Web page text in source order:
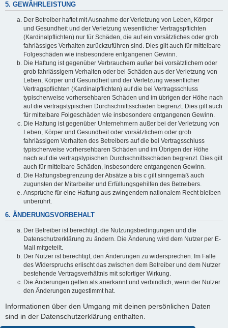
5. GEWÄHRLEISTUNG
Der Betreiber haftet mit Ausnahme der Verletzung von Leben, Körper
und Gesundheit und der Verletzung wesentlicher Vertragspflichten
(Kardinalpflichten) nur für Schäden, die auf ein vorsätzliches oder grob
fahrlässiges Verhalten zurückzuführen sind. Dies gilt auch für mittelbare
Folgeschäden wie insbesondere entgangenen Gewinn.
Die Haftung ist gegenüber Verbrauchern außer bei vorsätzlichem oder
grob fahrlässigem Verhalten oder bei Schäden aus der Verletzung von
Leben, Körper und Gesundheit und der Verletzung wesentlicher
Vertragspflichten (Kardinalpflichten) auf die bei Vertragsschluss
typischerweise vorhersehbaren Schäden und im übrigen der Höhe nach
auf die vertragstypischen Durchschnittsschäden begrenzt. Dies gilt auch
für mittelbare Folgeschäden wie insbesondere entgangenen Gewinn.
Die Haftung ist gegenüber Unternehmern außer bei der Verletzung von
Leben, Körper und Gesundheit oder vorsätzlichem oder grob
fahrlässigem Verhalten des Betreibers auf die bei Vertragsschluss
typischerweise vorhersehbaren Schäden und im Übrigen der Höhe
nach auf die vertragstypischen Durchschnittsschäden begrenzt. Dies gilt
auch für mittelbare Schäden, insbesondere entgangenen Gewinn.
Die Haftungsbegrenzung der Absätze a bis c gilt sinngemäß auch
zugunsten der Mitarbeiter und Erfüllungsgehilfen des Betreibers.
Ansprüche für eine Haftung aus zwingendem nationalem Recht bleiben
unberührt.
6. ÄNDERUNGSVORBEHALT
Der Betreiber ist berechtigt, die Nutzungsbedingungen und die
Datenschutzerklärung zu ändern. Die Änderung wird dem Nutzer per E-
Mail mitgeteilt.
Der Nutzer ist berechtigt, den Änderungen zu widersprechen. Im Falle
des Widerspruchs erlischt das zwischen dem Betreiber und dem Nutzer
bestehende Vertragsverhältnis mit sofortiger Wirkung.
Die Änderungen gelten als anerkannt und verbindlich, wenn der Nutzer
den Änderungen zugestimmt hat.
Informationen über den Umgang mit deinen persönlichen Daten
sind in der Datenschutzerklärung enthalten.